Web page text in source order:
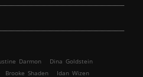
Darmon
Dina Goldstein
Brooke Shaden
Idan Wizen